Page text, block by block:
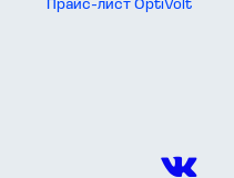
Прайс-лист OptiVolt